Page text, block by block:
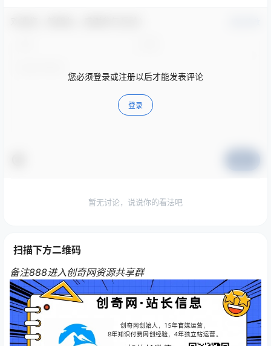
您必须登录或注册以后才能发表评论
登录
暂无讨论，说说你的看法吧
扫描下方二维码
备注888进入创奇网资源共享群